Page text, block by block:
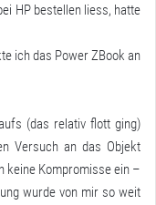
HP bestellen liess, hatte
ich das Power ZBook an
(das relativ flott ging)
Versuch an das Objekt
keine Kompromisse ein –
wurde von mir so weit